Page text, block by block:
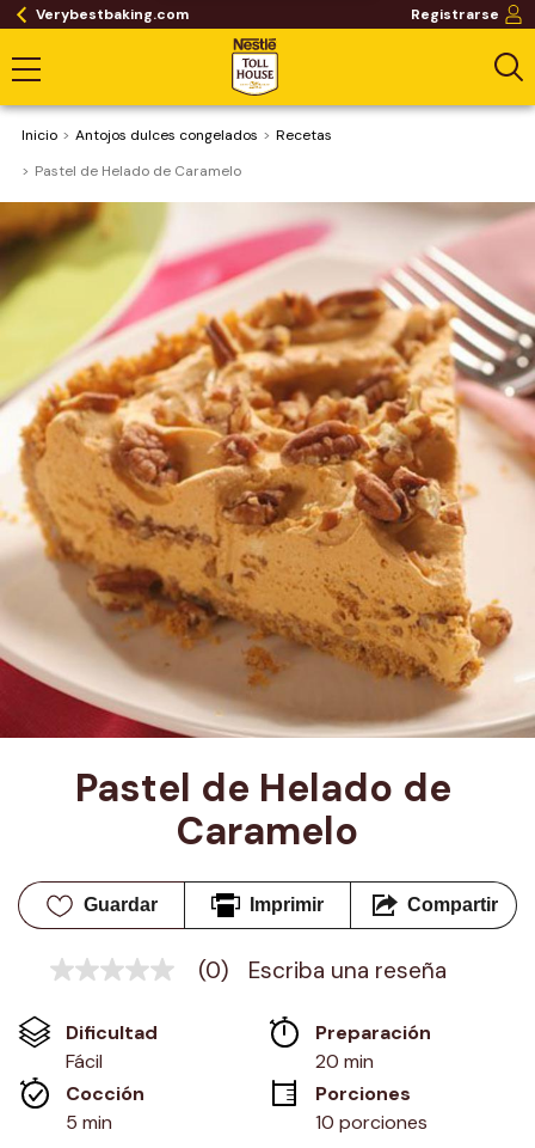
Verybestbaking.com Registrarse
Inicio Antojos dulces congelados
Recetas
Pastel de Helado de Caramelo
Pastel de Helado de
Caramelo
Guardar Imprimir Compartir
Sin
en
misma
página.
(0) Escriba una reseña
Dificultad
Fácil
Preparación
20 min
Cocción
5 min
Porciones
10 porciones